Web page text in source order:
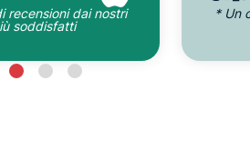
recensioni dai nostri
soddisfatti
* Un